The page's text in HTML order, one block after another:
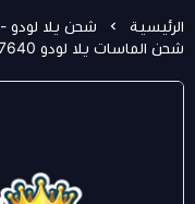
الرئيسية
شحن يلا لودو - Yalla Ludo
شحن الماسات يلا لودو 27640 - Yalla Ludo 27640 Diamond